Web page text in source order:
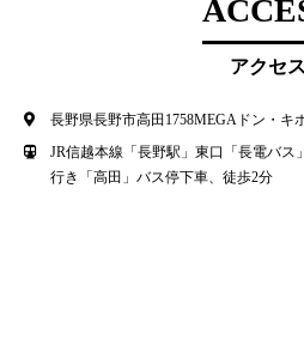
アクセス
長野県長野市高田1758MEGAドン・キ
JR信越本線「長野駅」東口「長電バス
行き「高田」バス停下車、徒歩2分